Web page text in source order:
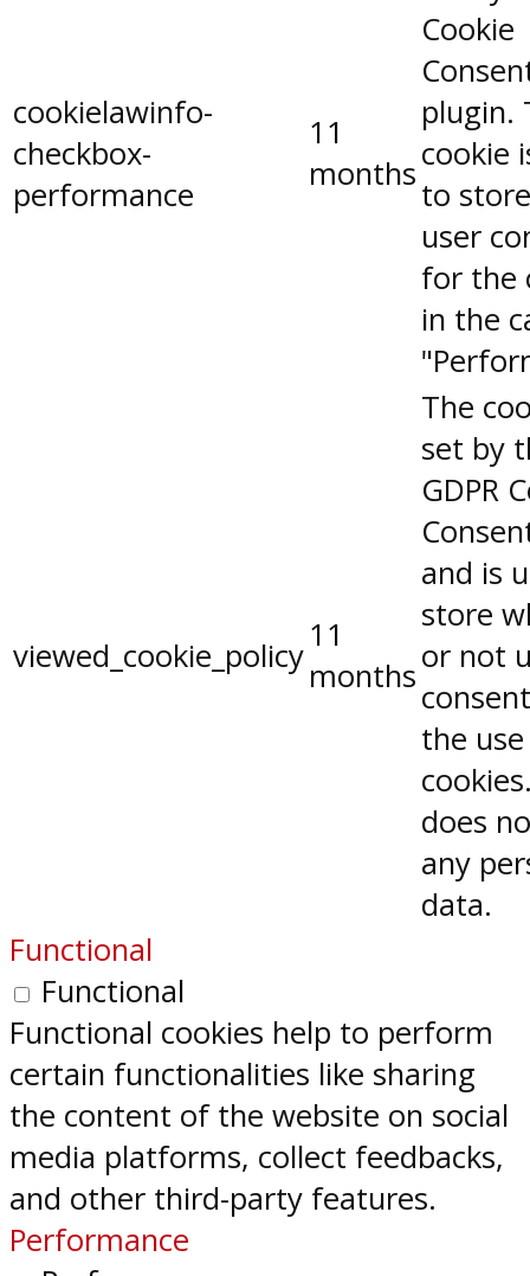
cookielawinfo-
checkbox-
performance
11
months
Cookie
plugin.
cookie
to
user
for the
in the
viewed_cookie_policy
11
months
The
set by
GDPR
and is
store
or not
the
does
any
data.
Functional
Functional
Functional cookies help to perform
certain functionalities like sharing
the content of the website on social
media platforms, collect feedbacks,
and other third-party features.
Performance